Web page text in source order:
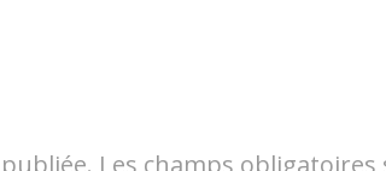
Les champs